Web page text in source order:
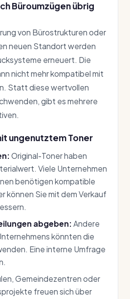
Büroumzügen übrig
von Bürostrukturen oder
neuen Standort werden
erneuert. Die
nicht mehr kompatibel mit
Statt diese wertvollen
gibt es mehrere
ungenutztem Toner
Original-Toner haben
Viele Unternehmen
benötigen kompatible
können Sie mit dem Verkauf
abgeben: Andere
könnten die
Eine interne Umfrage
Gemeindezentren oder
freuen sich über